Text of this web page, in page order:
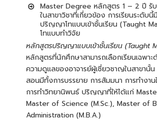
Master Degree หลักสูตร 1 – 2 ปี รั
ในสาขาวิชาที่เกี่ยวข้อง การเรียนระดับ
ปริญญาโทแบบเข้าชั้นเรียน (Taught
โทแบบทำวิจัย
หลักสูตรปริญญาแบบเข้าชั้นเรียน (Taught
หลักสูตรที่นักศึกษาสามารถเลือกเรียนเฉพาะ
ความดูแลของอาจารย์ผู้เชี่ยวชาญในสาขานั้น
สอนมีทั้งการบรรยาย การสัมมนา การทำงา
การทำวิทยานิพนธ์ ปริญญาที่ให้ได้แก่
Master of Science (M.Sc.), Master of
Administration (M.B.A.)